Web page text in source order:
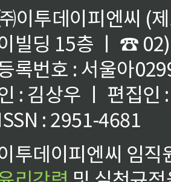
이투데이피엔씨 (
빌딩 15층 ㅣ ☎
록번호 : 서울아
: 김상우 ㅣ 편집인
: 2951-4681
투데이피엔씨 임